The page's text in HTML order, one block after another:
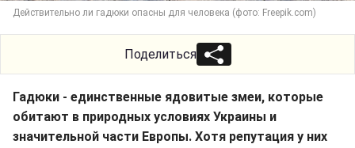
Действительно ли гадюки опасны для человека (фото: Freepik.com)
Поделиться
Гадюки - единственные ядовитые змеи, которые
обитают в природных условиях Украины и
значительной части Европы. Хотя репутация у них